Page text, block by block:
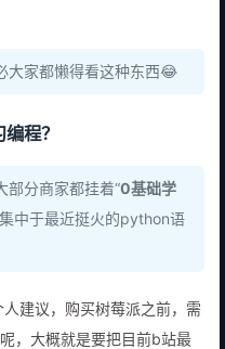
大家都懒得看这种东西😂
程？
部分商家都挂着“0基础学
中于最近挺火的python语
建议，购买树莓派之前，需
，大概就是要把目前b站最